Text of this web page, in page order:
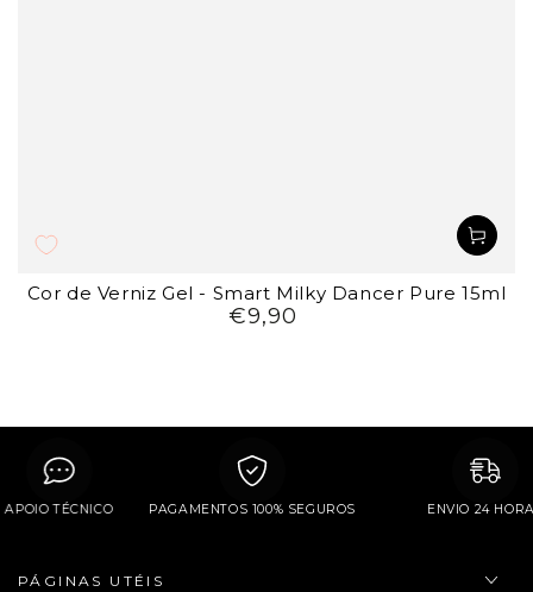
Cor de Verniz Gel - Smart Milky Dancer Pure 15ml
Preço
€9,90
APOIO TÉCNICO PAGAMENTOS 100% SEGUROS ENVIO
PÁGINAS UTÉIS